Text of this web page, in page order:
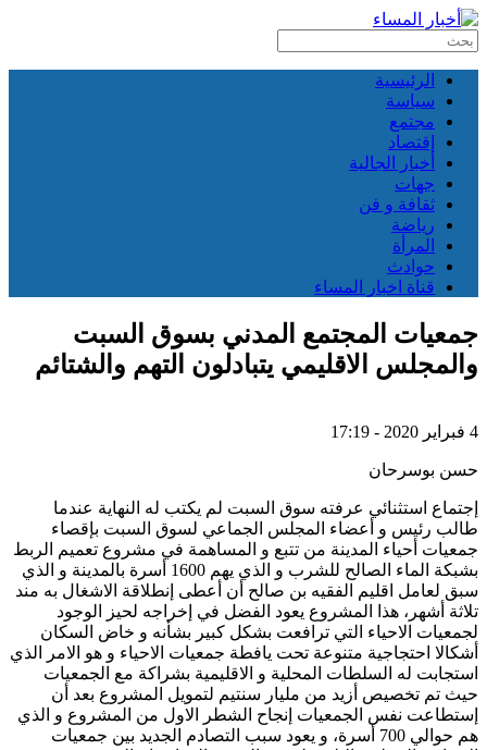
الرئيسية
سياسة
مجتمع
إقتصاد
أخبار الجالية
جهات
ثقافة و فن
رياضة
المرأة
حوادث
قناة اخبار المساء
جمعيات المجتمع المدني بسوق السبت
والمجلس الاقليمي يتبادلون التهم والشتائم
4 فبراير 2020 - 17:19
حسن بوسرحان
إجتماع استثنائي عرفته سوق السبت لم يكتب له النهاية عندما
طالب رئيس و أعضاء المجلس الجماعي لسوق السبت بإقصاء
جمعيات أحياء المدينة من تتبع و المساهمة في مشروع تعميم الربط
بشبكة الماء الصالح للشرب و الذي يهم 1600 أسرة بالمدينة و الذي
سبق لعامل اقليم الفقيه بن صالح أن أعطى إنطلاقة الاشغال به مند
تلاثة أشهر، هذا المشروع يعود الفضل في إخراجه لحيز الوجود
لجمعيات الاحياء التي ترافعت بشكل كبير بشأنه و خاض السكان
أشكالا احتجاجية متنوعة تحت يافطة جمعيات الاحياء و هو الامر الذي
استجابت له السلطات المحلية و الاقليمية بشراكة مع الجمعيات
حيث تم تخصيص أزيد من مليار سنتيم لتمويل المشروع بعد أن
إستطاعت نفس الجمعيات إنجاح الشطر الاول من المشروع و الذي
هم حوالي 700 أسرة،
و يعود سبب التصادم الجديد بين جمعيات